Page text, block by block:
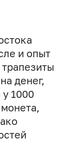
и опыт
денег,
у 1000